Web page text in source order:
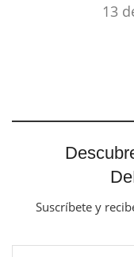
13
Suscríbete y
Escribe tu correo electrónico…